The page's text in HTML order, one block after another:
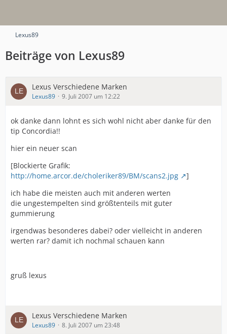
Lexus89
Beiträge von Lexus89
Lexus Verschiedene Marken
Lexus89 9. Juli 2007 um 12:22
ok danke dann lohnt es sich wohl nicht aber danke für den
tip Concordia!!
hier ein neuer scan
[Blockierte Grafik:
http://home.arcor.de/choleriker89/BM/scans2.jpg
]
ich habe die meisten auch mit anderen werten
die ungestempelten sind größtenteils mit guter
gummierung
irgendwas besonderes dabei? oder vielleicht in anderen
werten rar? damit ich nochmal schauen kann
gruß lexus
Lexus Verschiedene Marken
Lexus89 8. Juli 2007 um 23:48